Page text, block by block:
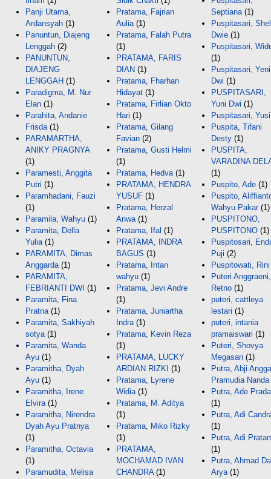
Panji Utama,
Ardansyah (1)
Panuntun, Diajeng
Lenggah (2)
PANUNTUN,
DIAJENG
LENGGAH (1)
Paradigma, M. Nur
Elan (1)
Parahita, Andanie
Frisda (1)
PARAMARTHA,
ANIKY PRAGNYA
(1)
Paramesti, Anggita
Putri (1)
Paramhadani, Fauzi
(1)
Paramila, Wahyu (1)
Paramita, Della
Yulia (1)
PARAMITA, Dimas
Anggarda (1)
PARAMITA,
FEBRIANTI DWI (1)
Paramita, Fina
Pratna (1)
Paramita, Sakhiyah
sotya (1)
Paramita, Wanda
Ayu (1)
Paramitha, Dyah
Ayu (1)
Paramitha, Irene
Elvira (1)
Paramitha, Nirendra
Dyah Ayu Pratnya
(1)
Paramitha, Octavia
(1)
Paramudita, Melisa
Pratama, Fajrian
Aulia (1)
Pratama, Falah Putra
(1)
PRATAMA, FARIS
DIAN (1)
Pratama, Fharhan
Hidayat (1)
Pratama, Firlian Okto
Hari (1)
Pratama, Gilang
Favian (2)
Pratama, Gusti Helmi
(1)
Pratama, Hedva (1)
PRATAMA, HENDRA
YUSUF (1)
Pratama, Herzal
Anwa (1)
Pratama, Ifal (1)
PRATAMA, INDRA
BAGUS (1)
Pratama, Intan
wahyu (1)
Pratama, Jevi Andre
(1)
Pratama, Juniartha
Indra (1)
Pratama, Kevin Reza
(1)
PRATAMA, LUCKY
ARDIAN RIZKI (1)
Pratama, Lyrene
Widia (1)
Pratama, M. Aditya
(1)
Pratama, Miko Rizky
(1)
PRATAMA,
MOCHAMAD IVAN
CHANDRA(1)
Septiana (1)
Puspitasari,
Dwie (1)
Puspitasari,
(1)
Puspitasari, Yeni
Dwi (1)
PUSPITASARI,
Yuni Dwi (1)
Puspitasari, Yusi
Puspita, Tifani
Desty (1)
PUSPITA,
VARADINA
(1)
Puspito, Ade (1)
Puspito,
Wahyu Pakar(1)
PUSPITONO,
PUSPITONO (1)
Puspitosari,
Puji (2)
Puspitowati, Rini
Puteri Anggraeni,
Retno (1)
puteri, cattleya
lestari (1)
puteri, intania
pramaiswari (1)
Puteri, Shovya
Megasari (1)
Putra, Abji
Pramudia Nanda
Putra, Ade
(1)
Putra, Adi
(1)
Putra, Adi
(1)
Putra, Ahmad
Arya (1)